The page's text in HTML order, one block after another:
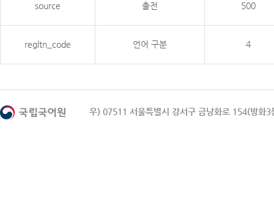
source 출전 500
regltn_code 언어 구분 4
우) 07511 서울특별시 강서구 금낭화로 154(방화3